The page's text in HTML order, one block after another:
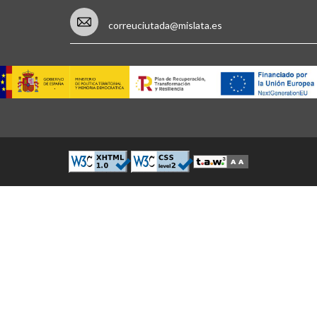
correuciutada@mislata.es